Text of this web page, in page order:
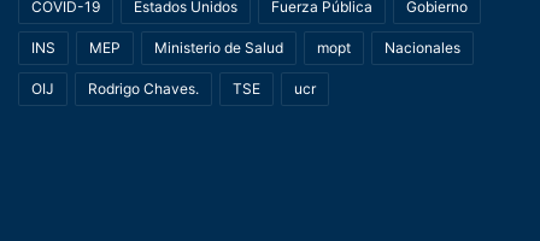
COVID-19 Estados Unidos Fuerza Pública Gobierno
INS MEP Ministerio de Salud mopt Nacionales
OIJ Rodrigo Chaves. TSE ucr